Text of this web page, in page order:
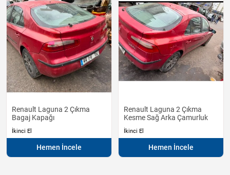
Renault Laguna 2 Çıkma
Bagaj Kapağı
İkinci El
Hemen İncele
Renault Laguna 2 Çıkma
Kesme Sağ Arka Çamurluk
İkinci El
Hemen İncele